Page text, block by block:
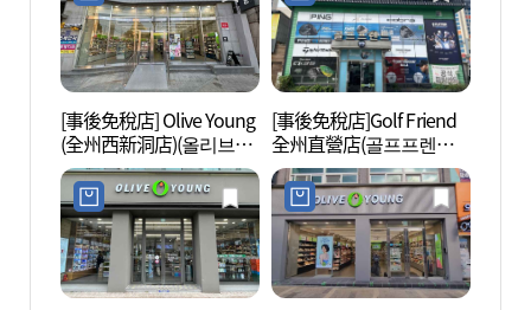
[事後免稅店] Olive Young
(全州西新洞店)(올리브영
전주서신동점)
[事後免稅店]Golf Friend
全州直營店(골프프렌드
골때려골프 전주직영점)